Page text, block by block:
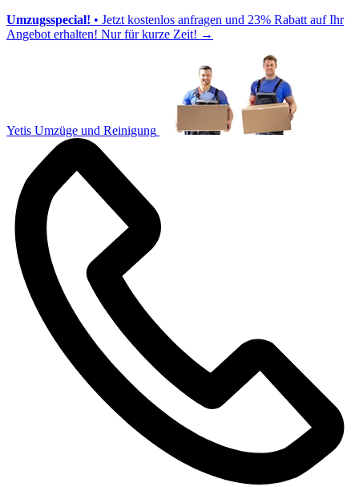
Umzugsspecial! • Jetzt kostenlos anfragen und 23% Rabatt auf Ihr
Angebot erhalten! Nur für kurze Zeit! →
Yetis Umzüge und Reinigung